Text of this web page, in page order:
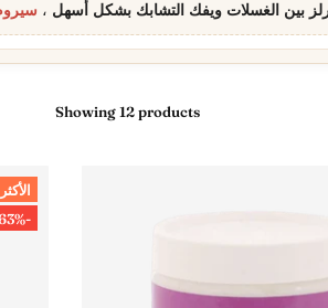
بين الغسلات ويفك التشابك بشكل أسهل
Showing 12 products
-63%